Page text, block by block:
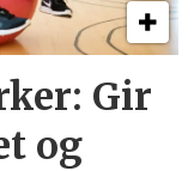
Gir
og